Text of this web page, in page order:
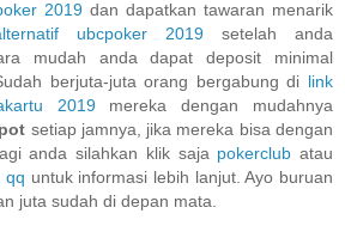
2019 dan dapatkan tawaran menarik
ubcpoker 2019 setelah anda
mudah anda dapat deposit minimal
berjuta-juta orang bergabung di link
2019mereka dengan mudahnya
setiap jamnya, jika mereka bisa dengan
anda silahkan klik saja pokerclub atau
qq untuk informasi lebih lanjut. Ayo buruan
juta sudah di depan mata.